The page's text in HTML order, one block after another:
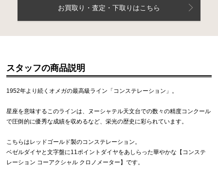
お買取り・査定・下取りはこちら
スタッフの商品説明
1952年より続くオメガの最高級ライン「コンステレーション」。
星座を意味するこのラインは、ヌーシャテル天文台での数々の精度コンクール
で圧倒的に優秀な成績を収めるなど、栄光の歴史に彩られています。
こちらはレッドゴールド製のコンステレーション。
ベゼルダイヤと文字盤に11ポイントダイヤをあしらった華やかな【コンステ
レーション コーアクシャル クロノメーター】です。